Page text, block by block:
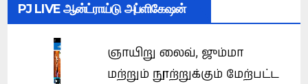
PJ LIVE ஆன்ட்ராய்டு அப்ளிகேஷன்
ஞாயிறு லைவ், ஜும்மா
மற்றும் நூற்றுக்கும் மேற்பட்ட